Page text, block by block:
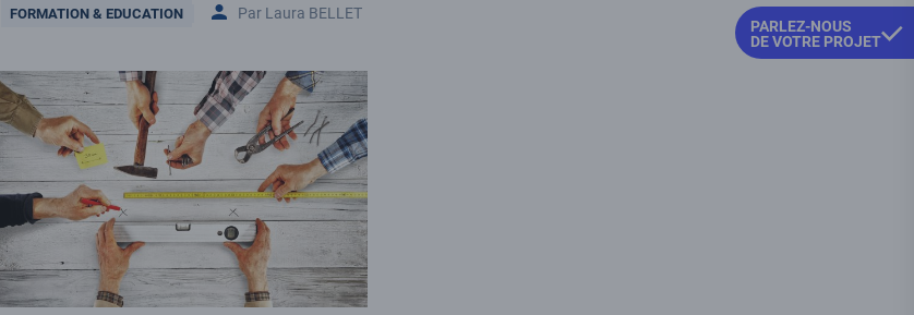
Thématique
FORMATION & EDUCATION Par Laura BELLET
PARLEZ-NOUS
DE VOTRE PROJET